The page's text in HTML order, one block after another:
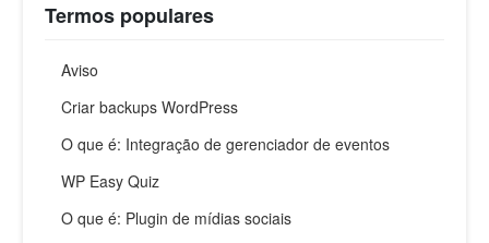
Termos populares
Aviso
Criar backups WordPress
O que é: Integração de gerenciador de eventos
WP Easy Quiz
O que é: Plugin de mídias sociais